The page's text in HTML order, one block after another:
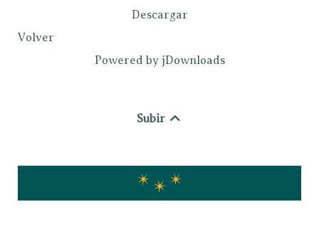
Descargar
Volver
Powered by jDownloads
Subir